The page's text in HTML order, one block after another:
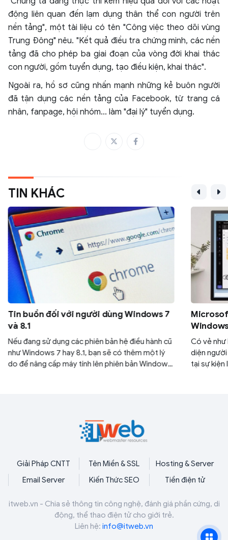
động liên quan đến lạm dụng thân thể con người trên
nền tảng", một tài liệu có tên "Công việc theo dõi vùng
Trung Đông" nêu. "Kết quả điều tra chứng minh, các nền
tảng đã cho phép ba giai đoạn của vòng đời khai thác
con người, gồm tuyển dụng, tạo điều kiện, khai thác".
Ngoài ra, hồ sơ cũng nhấn mạnh những kẻ buôn người
đã tận dụng các nền tảng của Facebook, từ trang cá
nhân, fanpage, hội nhóm... làm "đại lý" tuyển dụng.
TIN KHÁC
Tin buồn đối với người dùng Windows 7
và 8.1
Nếu đang sử dụng các phiên bản hệ điều hành cũ
như Windows 7 hay 8.1, bạn sẽ có thêm một lý
do để nâng cấp máy tính lên phiên bản Windows
Có vẻ
diện
tại sự kiện
Giải Pháp CNTT Tên Miền & SSL
Hosting & Server
Email Server
Kiến Thức SEO Tiền điện tử
itweb.vn - Chia sẻ thông tin công nghệ, đánh giá phần cứng, di
động, thể thao điện tử cho giới trẻ.
Liên hệ: info@itweb.vn